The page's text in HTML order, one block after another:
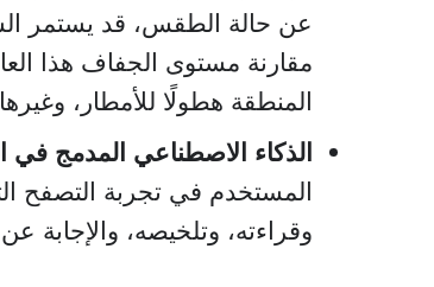
عن حالة الطقس، قد يستمر
مقارنة مستوى الجفاف هذا
المنطقة هطولًا للأمطار،
الذكاء الاصطناعي المدمج
المستخدم في تجربة التصفح
وقراءته، وتلخيصه، والإجابة